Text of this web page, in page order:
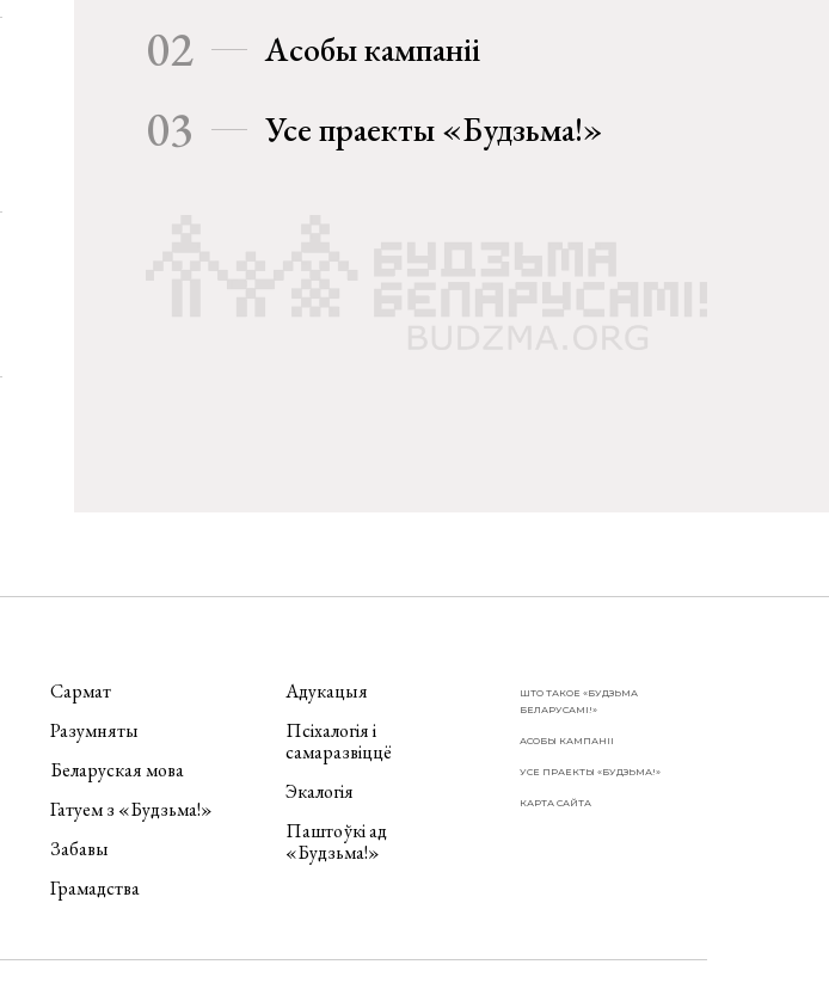
02 Асобы кампаніі
03 Усе праекты «Будзьма!»
Сармат
Разумняты
Беларуская мова
Гатуем з «Будзьма!»
Забавы
Грамадства
Адукацыя
Псіхалогія і
самаразвіццё
Экалогія
Паштоўкі ад
«Будзьма!»
ШТО ТАКОЕ «БУДЗЬМА
БЕЛАРУСАМІ!»
АСОБЫ КАМПАНІІ
УСЕ ПРАЕКТЫ «БУДЗЬМА!»
КАРТА САЙТА